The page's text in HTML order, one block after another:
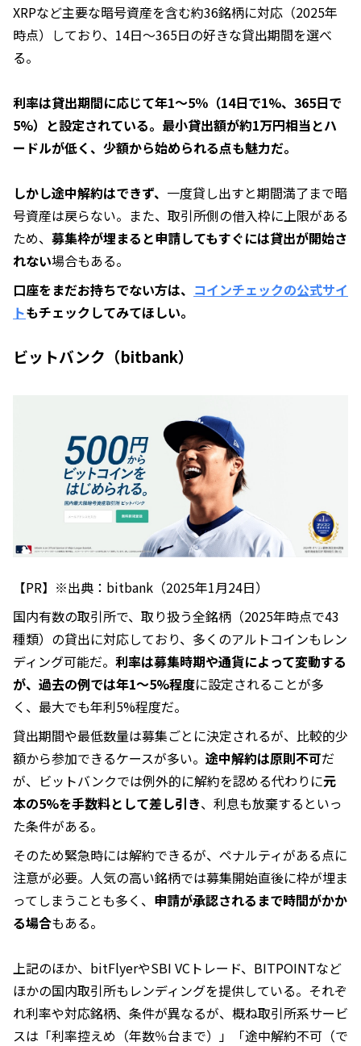
XRPなど主要な暗号資産を含む約36銘柄に対応（2025年
時点）しており、14日～365日の好きな貸出期間を選べ
る。
利率は貸出期間に応じて年1～5％（14日で1%、365日で
5%）と設定されている。最小貸出額が約1万円相当とハ
ードルが低く、少額から始められる点も魅力だ。
しかし途中解約はできず、 一度貸し出すと期間満了まで暗
号資産は戻らない。また、取引所側の借入枠に上限がある
ため、 募集枠が埋まると申請してもすぐには貸出が開始さ
れない場合もある。
口座をまだお持ちでない方は、 コインチェックの公式サイ
トもチェックしてみてほしい。
ビットバンク（bitbank）
【PR】※出典：bitbank（2025年1月24日）
国内有数の取引所で、取り扱う全銘柄（2025年時点で43
種類）の貸出に対応しており、多くのアルトコインもレン
ディング可能だ。 利率は募集時期や通貨によって変動する
が、過去の例では年1～5%程度に設定されることが多
く、最大でも年利5%程度だ。
貸出期間や最低数量は募集ごとに決定されるが、比較的少
額から参加できるケースが多い。 途中解約は原則不可だ
が、ビットバンクでは例外的に解約を認める代わりに元
本の5%を手数料として差し引き、利息も放棄するといっ
た条件がある。
そのため緊急時には解約できるが、ペナルティがある点に
注意が必要。人気の高い銘柄では募集開始直後に枠が埋ま
ってしまうことも多く、 申請が承認されるまで時間がかか
る場合もある。
上記のほか、bitFlyerやSBI VCトレード、BITPOINTなど
ほかの国内取引所もレンディングを提供している。それぞ
れ利率や対応銘柄、条件が異なるが、概ね取引所系サービ
スは「利率控えめ（年数％台まで）」「途中解約不可（で